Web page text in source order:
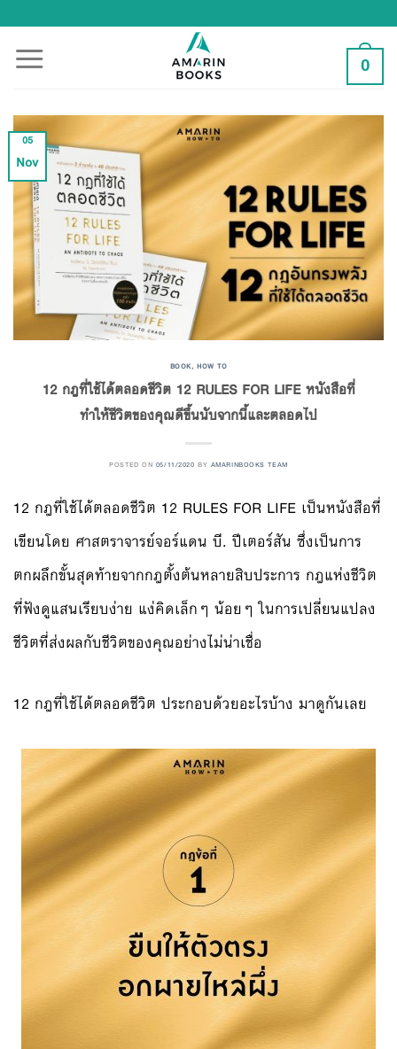
to
content
0
05
Nov
BOOK, HOW TO
12 กฎที่ใช้ได้ตลอดชีวิต 12 RULES FOR LIFE หนังสือที่
ทำให้ชีวิตของคุณดีขึ้นนับจากนี้และตลอดไป
POSTED ON 05/11/2020 BY AMARINBOOKS TEAM
12 กฎที่ใช้ได้ตลอดชีวิต 12 RULES FOR LIFE เป็นหนังสือที่
เขียนโดย ศาสตราจารย์จอร์แดน บี. ปีเตอร์สัน ซึ่งเป็นการ
ตกผลึกขั้นสุดท้ายจากกฎตั้งต้นหลายสิบประการ กฎแห่งชีวิต
ที่ฟังดูแสนเรียบง่าย แง่คิดเล็กๆ น้อยๆ ในการเปลี่ยนแปลง
ชีวิตที่ส่งผลกับชีวิตของคุณอย่างไม่น่าเชื่อ
12 กฎที่ใช้ได้ตลอดชีวิต ประกอบด้วยอะไรบ้าง มาดูกันเลย